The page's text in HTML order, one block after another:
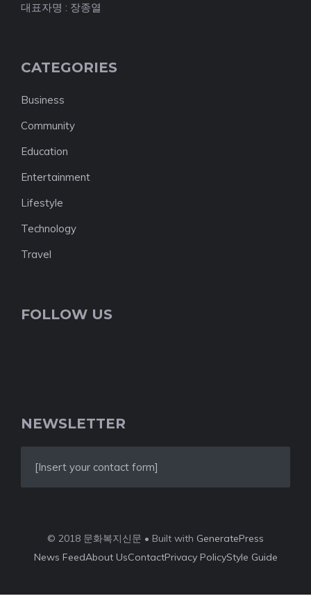
대표자명 : 장종열
CATEGORIES
Business
Community
Education
Entertainment
Lifestyle
Technology
Travel
FOLLOW US
NEWSLETTER
[Insert your contact form]
© 2018 문화복지신문 • Built with GeneratePress
News FeedAbout UsContactPrivacy PolicyStyle Guide